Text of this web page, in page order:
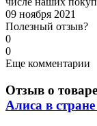
09 ноября 2021
Полезный отзыв?
0
0
Еще комментарии
Отзыв о товаре
Алиса в стране